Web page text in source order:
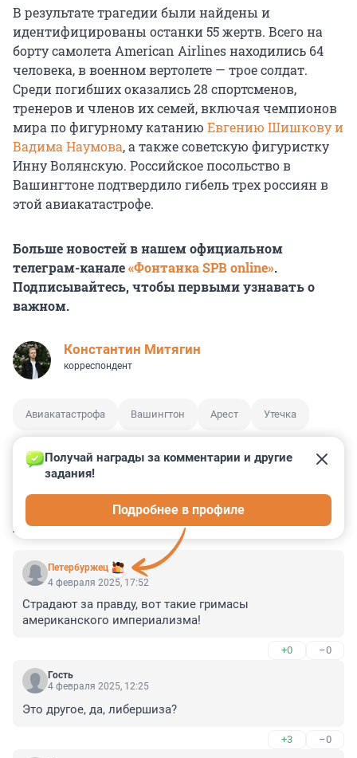
В результате трагедии были найдены и
идентифицированы останки 55 жертв. Всего на
борту самолета American Airlines находились 64
человека, в военном вертолете — трое солдат.
Среди погибших оказались 28 спортсменов,
тренеров и членов их семей, включая чемпионов
мира по фигурному катанию Евгению Шишкову и
Вадима Наумова, а также советскую фигуристку
Инну Волянскую. Российское посольство в
Вашингтоне подтвердило гибель трех россиян в
этой авиакатастрофе.
Больше новостей в нашем официальном
телеграм-канале«Фонтанка SPB online».
Подписывайтесь, чтобы первыми узнавать о
важном.
Константин Митягин
корреспондент
Авиакатастрофа Вашингтон Арест Утечка
КОММЕНТАРИИ 14
Пeтербуржец
Получай награды за комментарии и другие
задания!
Подробнее в профиле
4 февраля 2025, 17:52
Страдают за правду, вот такие гримасы
американского империализма!
+0 –0
Гость
4 февраля 2025, 12:25
Это другое, да, либершиза?
+3 –0